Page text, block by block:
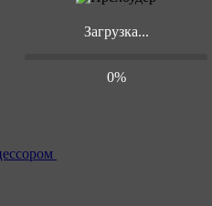
Загрузка...
0%